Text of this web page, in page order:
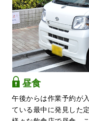
昼食
午後からは作業予約が
ている最中に発見した